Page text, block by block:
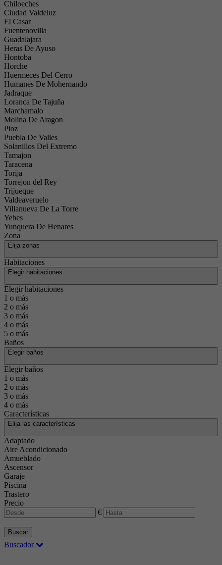
Chiloeches
Ciudad Valdeluz
El Casar
Fuentenovilla
Guadalajara
Heras De Ayuso
Hontoba
Horche
Huermeces Del Cerro
Humanes De Mohernando
Jadraque
Loranca De Tajuña
Marchamalo
Molina De Aragon
Pioz
Puebla De Valles
Solanillos Del Extremo
Tamajon
Taracena
Torija
Torrejon del Rey
Trijueque
Valdeaveruelo
Villanueva De La Torre
Yebes
Yunquera De Henares
Zona
Elija zonas
Habitaciones
Elegir habitaciones
Elegir habitaciones
1 o más
2 o más
3 o más
4 o más
5 o más
Baños
Elegir baños
Elegir baños
1 o más
2 o más
3 o más
4 o más
Características
Elija las características
Adaptado
Aire Acondicionado
Amueblado
Ascensor
Garaje
Piscina
Trastero
Precio
€
Buscar
Buscador